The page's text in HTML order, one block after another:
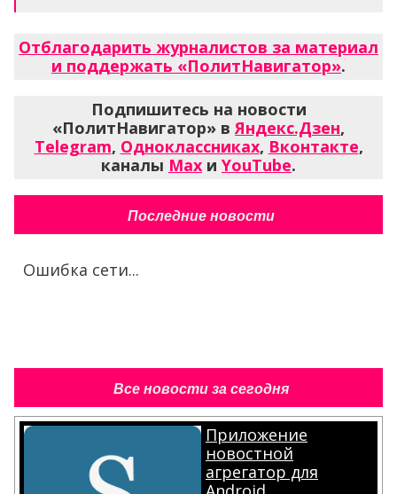
Отблагодарить журналистов за материал
и поддержать «ПолитНавигатор».
Подпишитесь на новости
«ПолитНавигатор» вЯндекс.Дзен,
Telegram, Одноклассниках, Вконтакте,
каналы Max и YouTube.
Последние новости
Ошибка сети...
Все новости за сегодня
Приложение
новостной
агрегатор для